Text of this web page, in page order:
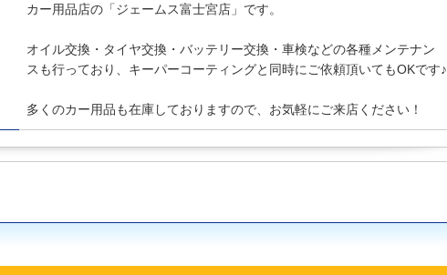
カー用品店の「ジェームス富士宮店」です。
オイル交換・タイヤ交換・バッテリー交換・車検などの各種メンテナン
スも行っており、キーパーコーティングと同時にご依頼頂いてもOKです♪
多くのカー用品も在庫しておりますので、お気軽にご来店ください！